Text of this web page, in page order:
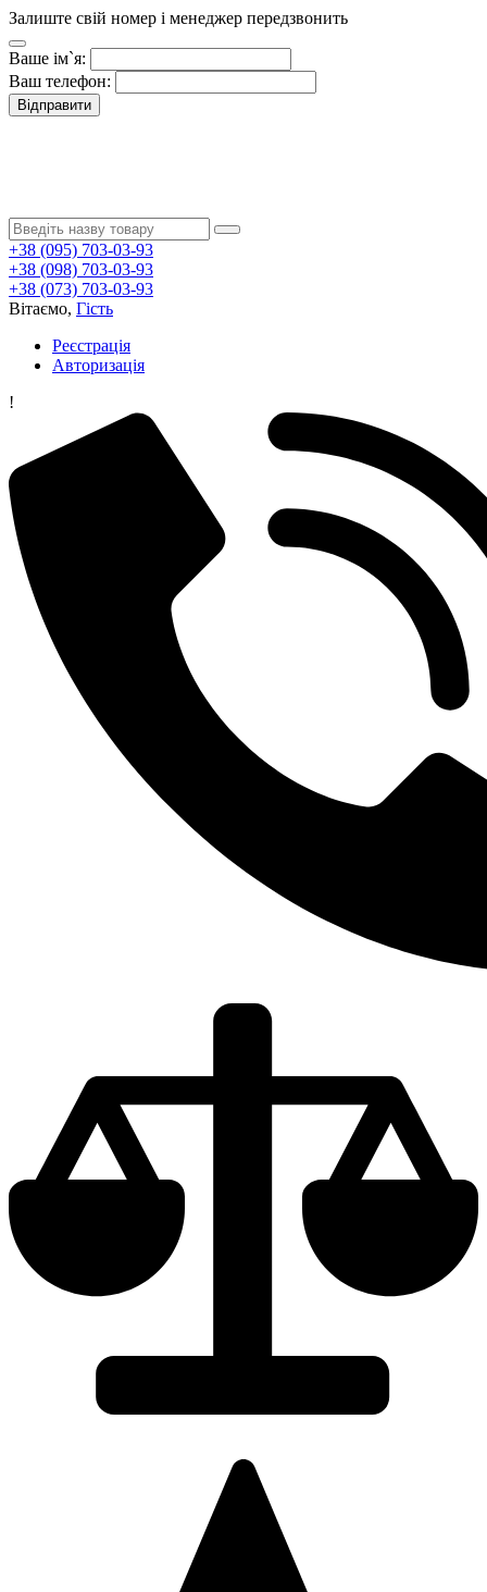
Залиште свій номер і менеджер передзвонить
Ваше ім`я:
Ваш телефон:
Відправити
+38 (095) 703-03-93
+38 (098) 703-03-93
+38 (073) 703-03-93
Вітаємо, Гість
Реєстрація
Авторизація
!